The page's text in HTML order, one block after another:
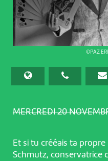
MERCREDI 20
©PAZ
Et si tu crééais ta
Schmutz, conservatrice